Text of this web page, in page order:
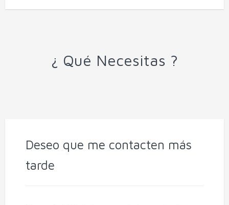
¿ Qué Necesitas ?
Deseo que me contacten más
tarde